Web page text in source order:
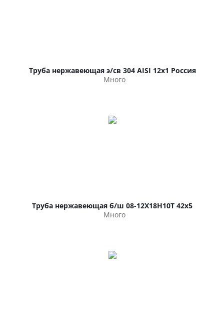
Труба нержавеющая э/св 304 AISI 12х1 Россия
Много
Труба нержавеющая б/ш 08-12Х18Н10Т 42х5
Много